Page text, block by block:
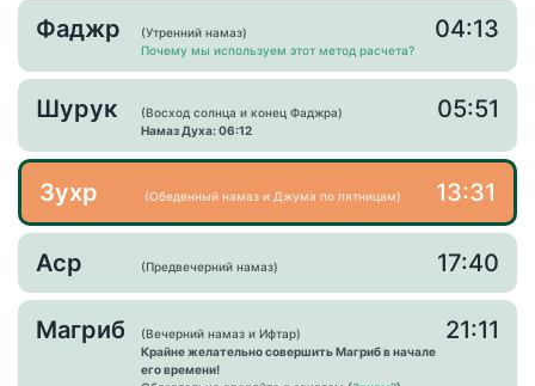
Фаджр
(Утренний намаз)
Почему мы используем этот метод расчета?
04:13
Шурук
(Восход солнца и конец Фаджра)
Намаз Духа: 06:12
05:51
Зухр (Обеденный намаз и Джума по пятницам) 13:31
Аср (Предвечерний намаз) 17:40
Магриб
(Вечерний намаз и Ифтар)
Крайне желательно совершить Магриб в начале
его времени!
21:11